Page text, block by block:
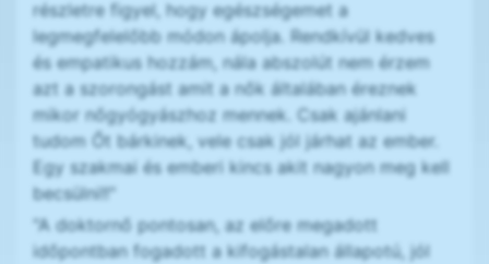
részletre figyel, hogy egészségemet a
legmegfelelőbb módon ápolja. Rendkívül kedves
és empatikus hozzám, nála abszolút nem érzem
azt a szorongást amit a nők általában éreznek
mikor nőgyógyászhoz mennek. Csak ajánlani
tudom Őt bárkinek, vele csak jól járhat az ember.
Egy szakmai és emberi kincs akit nagyon meg kell
becsülni!!"
"A doktornő pontosan, az előre megadott
időpontban fogadott a kifogástalan állapotú, jól